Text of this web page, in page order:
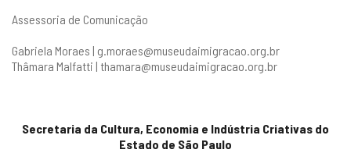
Assessoria de Comunicação
Gabriela Moraes | g.moraes@museudaimigracao.org.br
Thâmara Malfatti | thamara@museudaimigracao.org.br
Secretaria da Cultura, Economia e Indústria Criativas do
Estado de São Paulo